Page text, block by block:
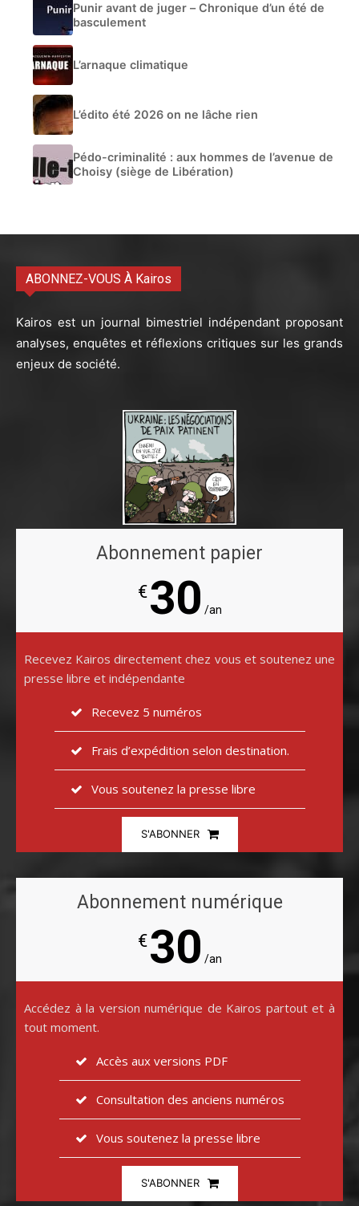
Punir avant de juger – Chronique d’un été de
basculement
L’arnaque climatique
L’édito été 2026 on ne lâche rien
Pédo-criminalité : aux hommes de l’avenue de
Choisy (siège de Libération)
ABONNEZ-VOUS À Kairos
Kairos est un journal bimestriel indépendant proposant
analyses, enquêtes et réflexions critiques sur les grands
enjeux de société.
Abonnement papier
€30 /an
Recevez Kairos directement chez vous et soutenez une
presse libre et indépendante
Recevez 5 numéros
Frais d’expédition selon destination.
Vous soutenez la presse libre
S'ABONNER
Abonnement numérique
€30 /an
Accédez à la version numérique de Kairos partout et à
tout moment.
Accès aux versions PDF
Consultation des anciens numéros
Vous soutenez la presse libre
S'ABONNER